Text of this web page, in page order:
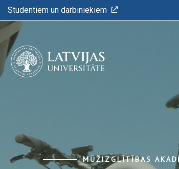
Studentiem un darbiniekiem
MŪŽIZGLĪTĪBAS